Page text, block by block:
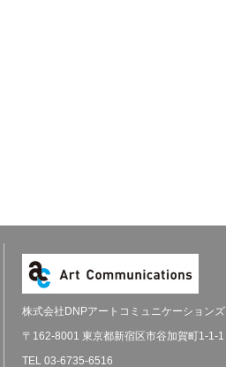
株式会社DNPアートコミュニケーションズ
〒162-8001 東京都新宿区市谷加賀町1-1-1
TEL 03-6735-6516